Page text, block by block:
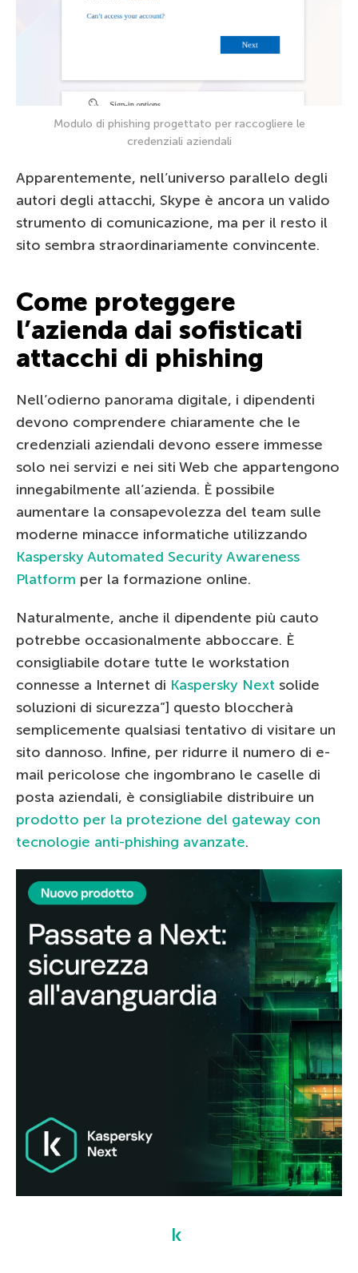
Modulo di phishing progettato per raccogliere le
credenziali aziendali
Apparentemente, nell’universo parallelo degli
autori degli attacchi, Skype è ancora un valido
strumento di comunicazione, ma per il resto il
sito sembra straordinariamente convincente.
Come proteggere
l’azienda dai sofisticati
attacchi di phishing
Nell’odierno panorama digitale, i dipendenti
devono comprendere chiaramente che le
credenziali aziendali devono essere immesse
solo nei servizi e nei siti Web che appartengono
innegabilmente all’azienda. È possibile
aumentare la consapevolezza del team sulle
moderne minacce informatiche utilizzando
Kaspersky Automated Security Awareness
Platform per la formazione online.
Naturalmente, anche il dipendente più cauto
potrebbe occasionalmente abboccare. È
consigliabile dotare tutte le workstation
connesse a Internet di Kaspersky Next solide
soluzioni di sicurezza”] questo bloccherà
semplicemente qualsiasi tentativo di visitare un
sito dannoso. Infine, per ridurre il numero di e-
mail pericolose che ingombrano le caselle di
posta aziendali, è consigliabile distribuire un
prodotto per la protezione del gateway con
tecnologie anti-phishing avanzate.